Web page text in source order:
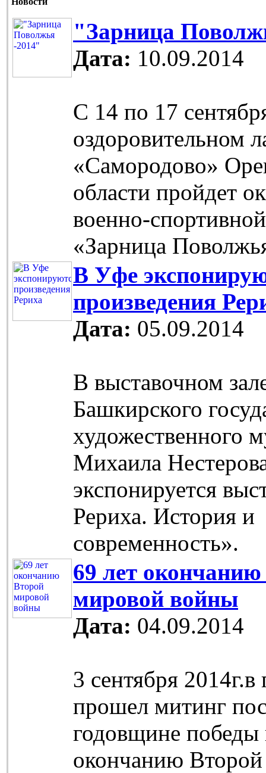
"Зарница
Дата: 10.09.2014
С 14 по 17
оздоровительном
«Самородово»
области пройдет
военно-
«Зарница
В Уфе
произведения
Дата: 05.09.2014
В выставочном
Башкирского
художественного
Михаила
экспонируется
Рериха. История и
современность».
69 лет
мировой войны
Дата: 04.09.2014
3 сентября
прошел митинг
годовщине
окончанию